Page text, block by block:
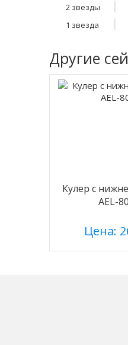
2 звезды
1 звезда
Другие
Кулер с
AEL-
Цена: